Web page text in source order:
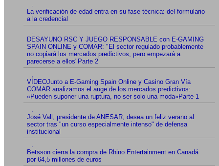
.
La verificación de edad entra en su fase técnica: del formulario
a la credencial
.
DESAYUNO RSC Y JUEGO RESPONSABLE con E-GAMING
SPAIN ONLINE y COMAR: "El sector regulado probablemente
no copiará los mercados predictivos, pero empezará a
parecerse a ellos"Parte 2
.
VÍDEOJunto a E-Gaming Spain Online y Casino Gran Vía
COMAR analizamos el auge de los mercados predictivos:
«Pueden suponer una ruptura, no ser solo una moda»Parte 1
.
José Vall, presidente de ANESAR, desea un feliz verano al
sector tras "un curso especialmente intenso" de defensa
institucional
.
Betsson cierra la compra de Rhino Entertainment en Canadá
por 64,5 millones de euros